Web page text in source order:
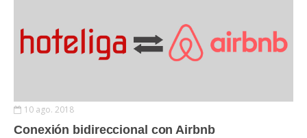
10 ago. 2018
Conexión bidireccional con Airbnb